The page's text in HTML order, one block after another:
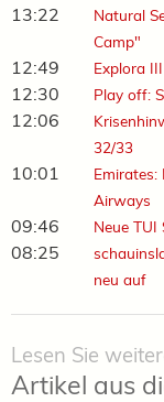
13:22
Natural
Camp"
12:49 Explora
12:30 Play off:
12:06
32/33
10:01
Airways
09:46 Neue
08:25
neu auf
Lesen Sie
Artikel aus